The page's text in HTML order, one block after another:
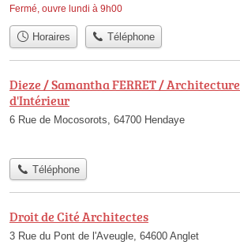
Fermé, ouvre lundi à 9h00
Horaires Téléphone
Dieze / Samantha FERRET / Architecture
d'Intérieur
6 Rue de Mocosorots, 64700 Hendaye
Téléphone
Droit de Cité Architectes
3 Rue du Pont de l'Aveugle, 64600 Anglet